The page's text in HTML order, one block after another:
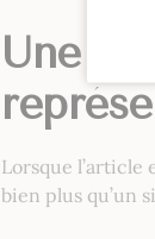
Une
Lorsque l’article
bien plus qu’un